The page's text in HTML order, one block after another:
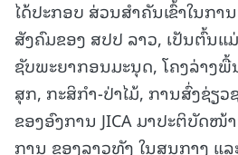
ໄດ້ປະກອບ ສ່ວນສໍາຄັນເຂົ້າໃນກ
ສັງຄົມຂອງ ສປປ ລາວ, ເປັນຕົ້ນ
ຊັບພະຍາກອນມະນຸດ, ໂຄງລ່າງ
ສຸກ, ກະສິກໍາ-ປ່າໄມ້, ການສົ່ງຊ່ຽ
ຂອງອົງການ JICA ມາປະຕິບັດ
ການ ຂອງລາວທັງ ໃນສູນກາງ ແ